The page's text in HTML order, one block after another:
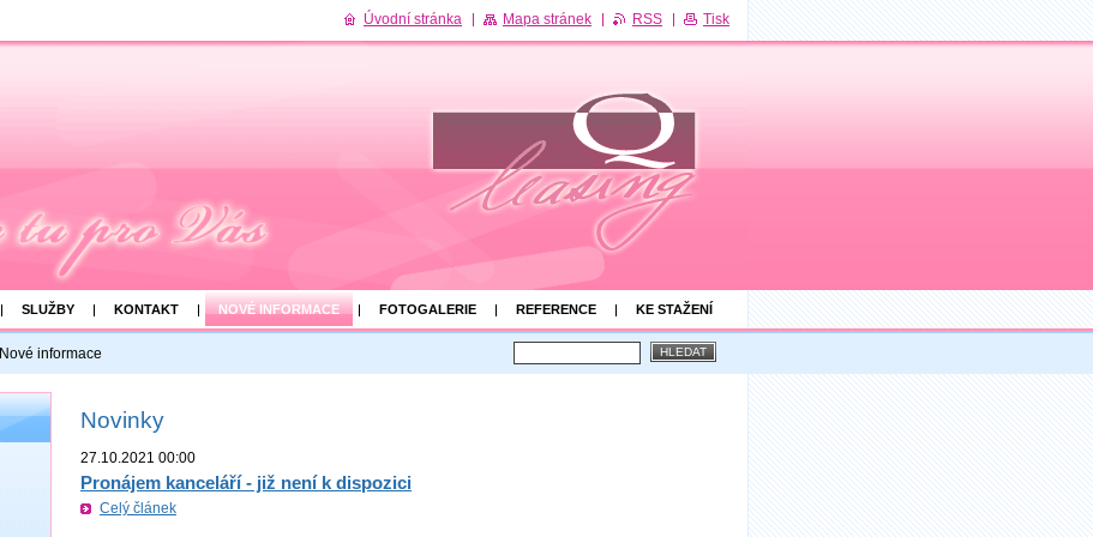
SLUŽBY KONTAKT NOVÉ INFORMACE FOTOGALERIE REFERENCE KE STAŽENÍ
Nové informace
Novinky
27.10.2021 00:00
Pronájem kanceláří - již není k dispozici
Celý článek
Úvodní stránka Mapa stránek RSS Tisk